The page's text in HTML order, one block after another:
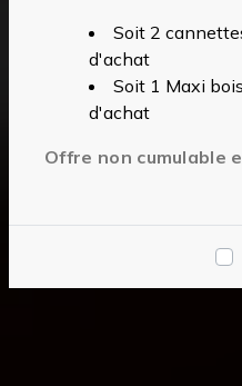
Soit 2
d'achat
Soit 1 Maxi
d'achat
Offre non cumulable